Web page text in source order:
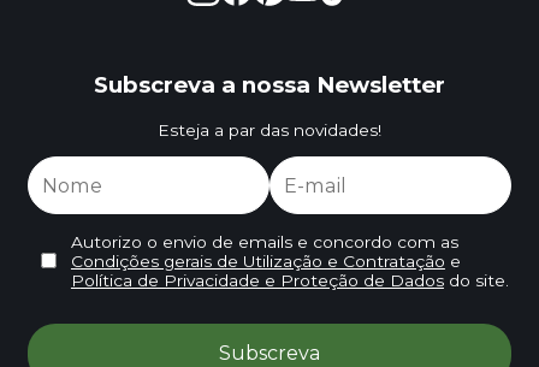
Subscreva a nossa Newsletter
Esteja a par das novidades!
Autorizo o envio de emails e concordo com as
Condições gerais de Utilização e Contratação e
Política de Privacidade e Proteção de Dadosdo site.